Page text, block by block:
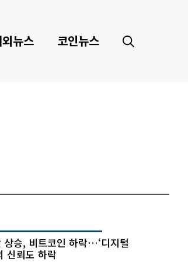
뉴스 코인뉴스
상승, 비트코인 하락…‘디지털
신뢰도 하락